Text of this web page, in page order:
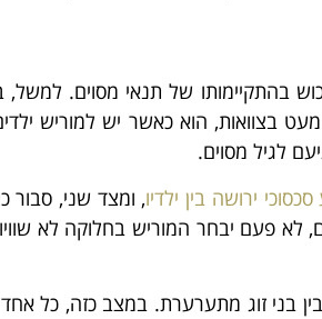
של תנאי מסוים. למשל,
בצוואות, הוא כאשר יש למוריש
לגיל מסוים.
ירושה בין ילדיו, ומצד שני, סבור
פעם יבחר המוריש בחלוקה לא
בני זוג מתערערת. במצב כזה, כל